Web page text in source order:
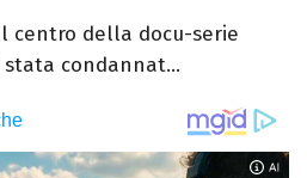
centro della docu-serie
stata condannat...